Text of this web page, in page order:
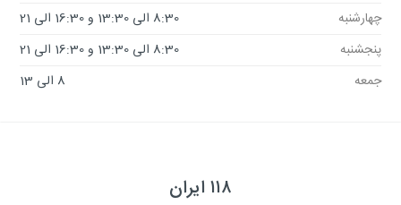
چهارشنبه
8:30 الی 13:30 و 16:30 الی 21
پنجشنبه
8:30 الی 13:30 و 16:30 الی 21
جمعه
8 الی 13
۱۱۸ ایران